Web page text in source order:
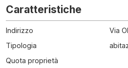
Caratteristiche
Indirizzo
Via
Tipologia
Quota proprietà